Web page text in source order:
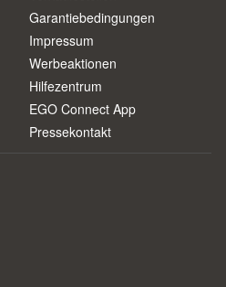
Garantiebedingungen
Impressum
Werbeaktionen
Hilfezentrum
EGO Connect App
Pressekontakt